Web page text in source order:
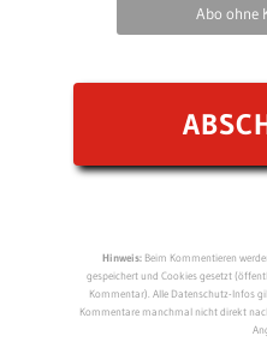
Abo ohne
Hinweis:Beim Kommentieren
gespeichert und Cookies gesetzt
Kommentar). Alle Datenschutz-Infos
Kommentare manchmal nicht direkt